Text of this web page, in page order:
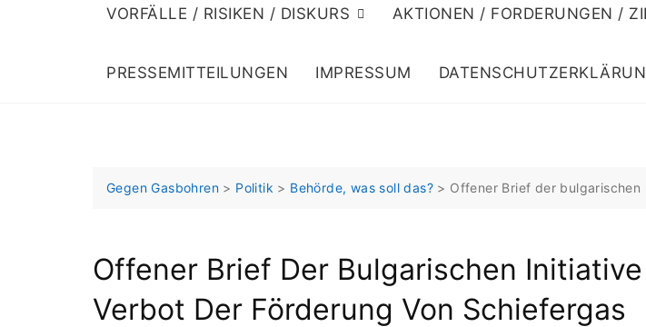
VORFÄLLE / RISIKEN / DISKURS AKTIONEN / FORDERUNGEN /
PRESSEMITTEILUNGEN IMPRESSUM
Gegen Gasbohren > Politik > Behörde, was soll das? > Offener Brief der
Offener Brief Der Bulgarischen
Verbot Der Förderung Von Schiefergas